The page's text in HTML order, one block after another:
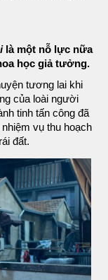
là một nỗ lực nữa
học giả tưởng.
tương lai khi
của loài người
tinh tấn công đã
vụ thu hoạch
đất.